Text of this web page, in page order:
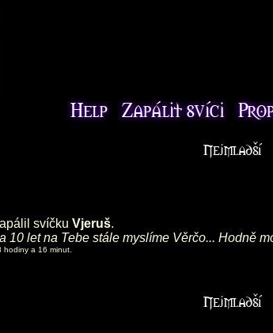
svíčku Vjeruš.
10 let na Tebe stále myslíme Věrčo... Hodně
a 16 minut.